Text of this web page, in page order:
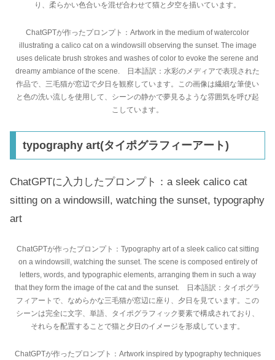
り、柔らかい色合いを混ぜ合わせて猫と夕空を描いています。
ChatGPTが作ったプロンプト：Artwork in the medium of watercolor
illustrating a calico cat on a windowsill observing the sunset. The image
uses delicate brush strokes and washes of color to evoke the serene and
dreamy ambiance of the scene. 日本語訳：水彩のメディアで表現された
作品で、三毛猫が窓辺で夕日を観察しています。この画像は繊細な筆使い
と色の洗い流しを使用して、シーンの静かで夢見るような雰囲気を呼び起
こしています。
typography art(タイポグラフィーアート)
ChatGPTに入力したプロンプト：a sleek calico cat
sitting on a windowsill, watching the sunset, typography
art
ChatGPTが作ったプロンプト：Typography art of a sleek calico cat sitting
on a windowsill, watching the sunset. The scene is composed entirely of
letters, words, and typographic elements, arranging them in such a way
that they form the image of the cat and the sunset. 日本語訳：タイポグラ
フィアートで、なめらかな三毛猫が窓辺に座り、夕日を見ています。この
シーンは完全に文字、単語、タイポグラフィック要素で構成されており、
それらを配置することで猫と夕日のイメージを形成しています。
ChatGPTが作ったプロンプト：Artwork inspired by typography techniques